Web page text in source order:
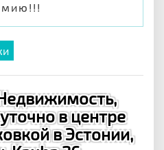
в центре
в Эстонии,